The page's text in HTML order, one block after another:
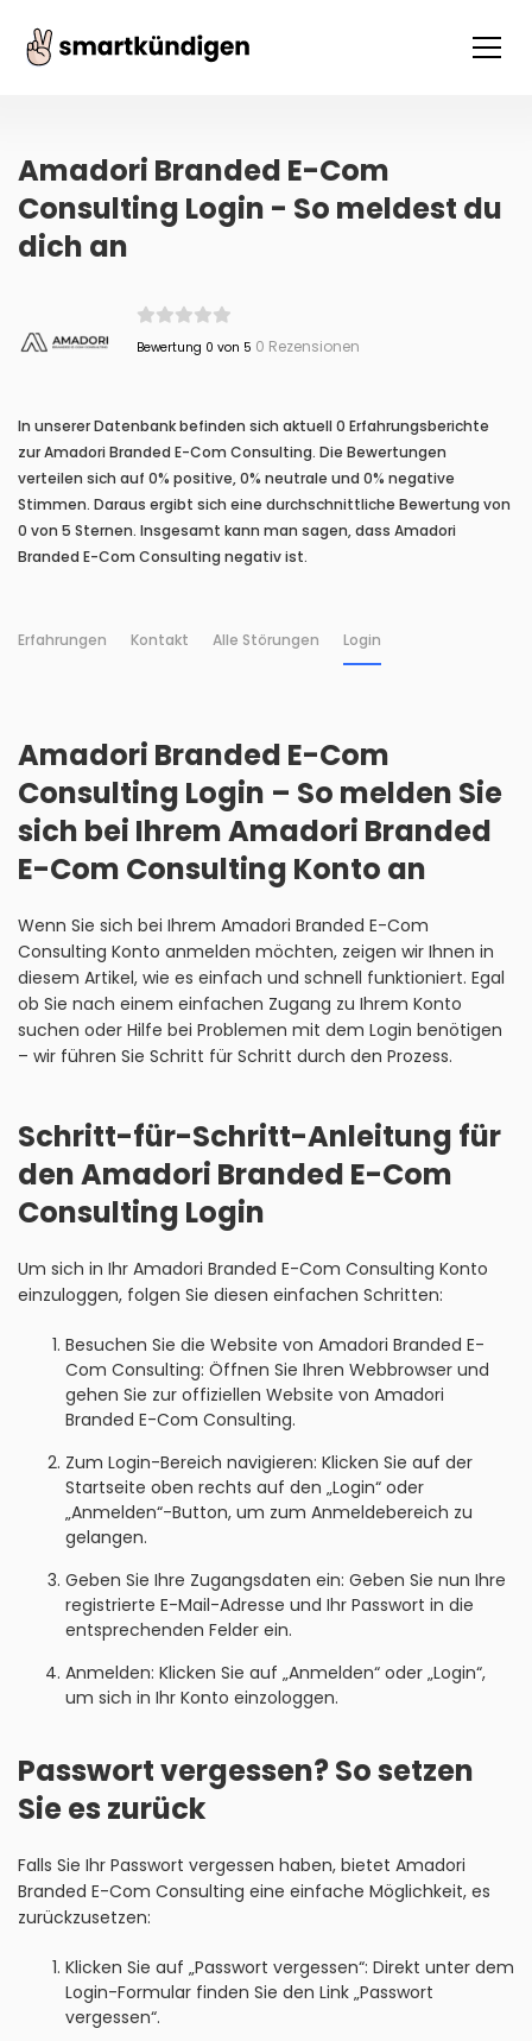
Amadori Branded E-Com
Consulting Login - So meldest du
dich an
Bewertung 0 von 5 0 Rezensionen
In unserer Datenbank befinden sich aktuell 0 Erfahrungsberichte
zur Amadori Branded E-Com Consulting. Die Bewertungen
verteilen sich auf 0% positive, 0% neutrale und 0% negative
Stimmen. Daraus ergibt sich eine durchschnittliche Bewertung von
0 von 5 Sternen. Insgesamt kann man sagen, dass Amadori
Branded E-Com Consulting negativ ist.
Erfahrungen Kontakt Alle Störungen Login
Amadori Branded E-Com
Consulting Login – So melden Sie
sich bei Ihrem Amadori Branded
E-Com Consulting Konto an
Wenn Sie sich bei Ihrem Amadori Branded E-Com
Consulting Konto anmelden möchten, zeigen wir Ihnen in
diesem Artikel, wie es einfach und schnell funktioniert. Egal
ob Sie nach einem einfachen Zugang zu Ihrem Konto
suchen oder Hilfe bei Problemen mit dem Login benötigen
– wir führen Sie Schritt für Schritt durch den Prozess.
Schritt-für-Schritt-Anleitung für
den Amadori Branded E-Com
Consulting Login
Um sich in Ihr Amadori Branded E-Com Consulting Konto
einzuloggen, folgen Sie diesen einfachen Schritten:
Besuchen Sie die Website von Amadori Branded E-
Com Consulting: Öffnen Sie Ihren Webbrowser und
gehen Sie zur offiziellen Website von Amadori
Branded E-Com Consulting.
Zum Login-Bereich navigieren: Klicken Sie auf der
Startseite oben rechts auf den „Login“ oder
„Anmelden“-Button, um zum Anmeldebereich zu
gelangen.
Geben Sie Ihre Zugangsdaten ein: Geben Sie nun Ihre
registrierte E-Mail-Adresse und Ihr Passwort in die
entsprechenden Felder ein.
Anmelden: Klicken Sie auf „Anmelden“ oder „Login“,
um sich in Ihr Konto einzologgen.
Passwort vergessen? So setzen
Sie es zurück
Falls Sie Ihr Passwort vergessen haben, bietet Amadori
Branded E-Com Consulting eine einfache Möglichkeit, es
zurückzusetzen:
Klicken Sie auf „Passwort vergessen“: Direkt unter dem
Login-Formular finden Sie den Link „Passwort
vergessen“.